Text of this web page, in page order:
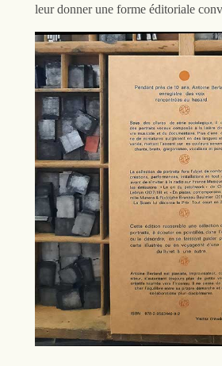
leur donner une forme éditoriale